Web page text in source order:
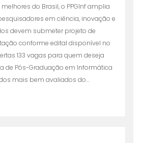
do Brasil, o PPGInf amplia
em ciência, inovação e
devem submeter projeto de
conforme edital disponível no
133 vagas para quem deseja
de Pós-Graduação em Informática
dos mais bem avaliados do…